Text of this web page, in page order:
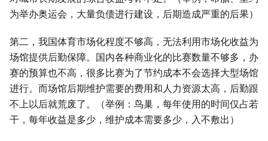
为举办奥运会，大量负债进行建设，后期造成严重的后果）
第二，我国体育市场化程度不够高，无法利用市场化收益为
场馆提供后勤保障。国内各种商业化的比赛数量不够多，办
赛的预算也不高，很多比赛为了节约成本不会选择大型场馆
进行。而场馆后期维护需要的费用和人力资源太高，后勤跟
不上以后就荒废了。（举例：鸟巢，每年使用的时间仅占若
干，每年收益是多少，维护成本需要多少，入不敷出）